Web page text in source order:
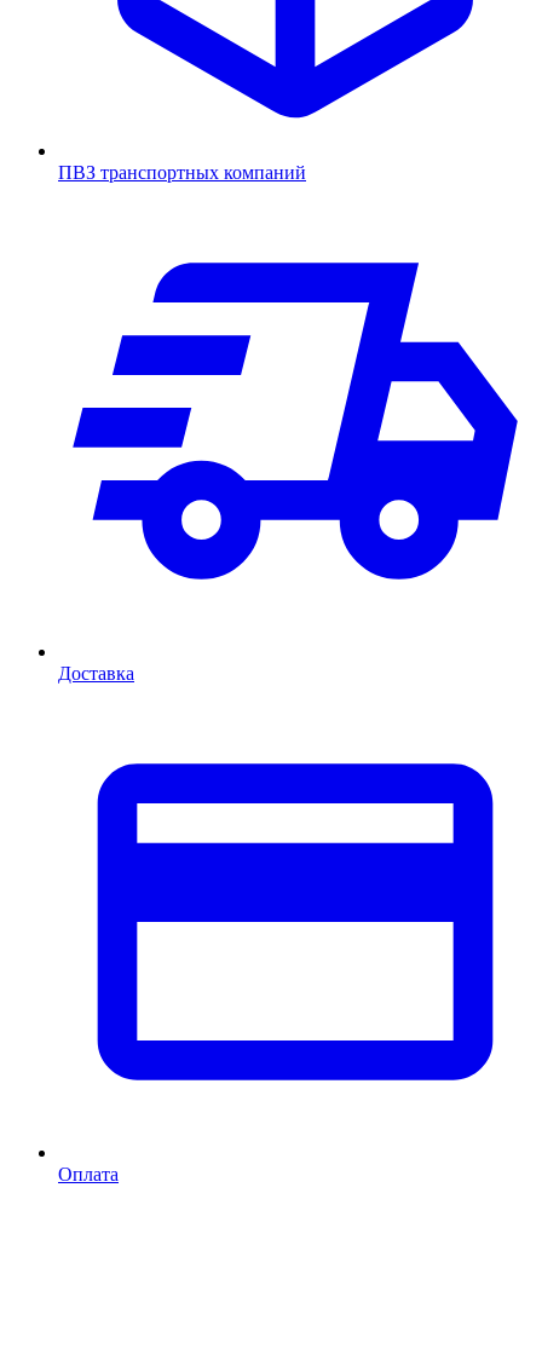
ПВЗ транспортных компаний
Доставка
Оплата